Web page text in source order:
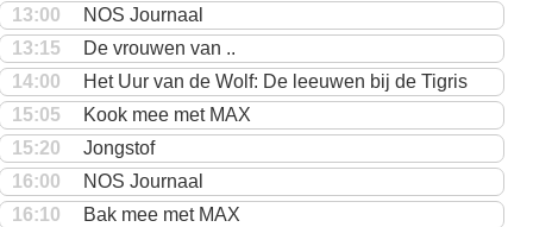
13:00
NOS Journaal
13:15
De vrouwen van ..
14:00
Het Uur van de Wolf: De leeuwen bij de Tigris
15:05
Kook mee met MAX
15:20
Jongstof
16:00
NOS Journaal
16:10
Bak mee met MAX